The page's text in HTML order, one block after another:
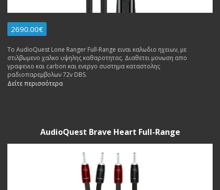
2690.00€
To AudioQuest Lone Ranger Full-Range ειναι καλωδιο ηχειων, με
στιλβωμενο χαλκο υψηλης καθαροτητας. Διαθετει μονωση απο
γραφενιο και carbon και ενεργο συστημα καταστολης
ραδιοπαρεμβολων 72v DBS.
Δείτε περισσότερα
AudioQuest Brave Heart Full-Range